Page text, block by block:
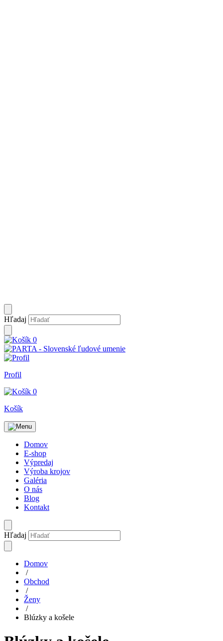
Hľadaj
0
Profil
0
Košík
Domov
E-shop
Výpredaj
Výroba krojov
Galéria
O nás
Blog
Kontakt
Hľadaj
Domov
/
Obchod
/
Ženy
/
Blúzky a košele